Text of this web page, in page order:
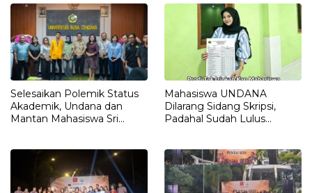
Selesaikan Polemik Status
Akademik, Undana dan
Mantan Mahasiswa Sri
Terbuka
Mahasiswa UNDANA
Dilarang Sidang Skripsi,
Padahal Sudah Lulus